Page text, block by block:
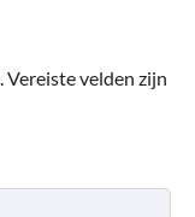
Vereiste velden zijn